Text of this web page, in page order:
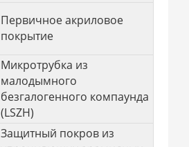
Первичное акриловое
покрытие
Микротрубка из
малодымного
безгалогенного компаунда
(LSZH)
Защитный покров из